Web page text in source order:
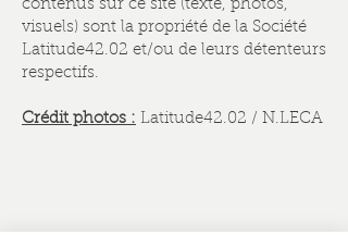
contenus sur ce site (texte, photos,
visuels) sont la propriété de la Société
Latitude42.02 et/ou de leurs détenteurs
respectifs.
Crédit photos : Latitude42.02 / N.LECA